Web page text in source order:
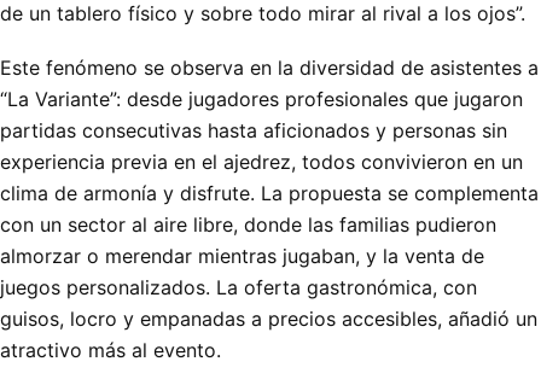
de un tablero físico y sobre todo mirar al rival a los ojos”.
Este fenómeno se observa en la diversidad de asistentes a
“La Variante”: desde jugadores profesionales que jugaron
partidas consecutivas hasta aficionados y personas sin
experiencia previa en el ajedrez, todos convivieron en un
clima de armonía y disfrute. La propuesta se complementa
con un sector al aire libre, donde las familias pudieron
almorzar o merendar mientras jugaban, y la venta de
juegos personalizados. La oferta gastronómica, con
guisos, locro y empanadas a precios accesibles, añadió un
atractivo más al evento.